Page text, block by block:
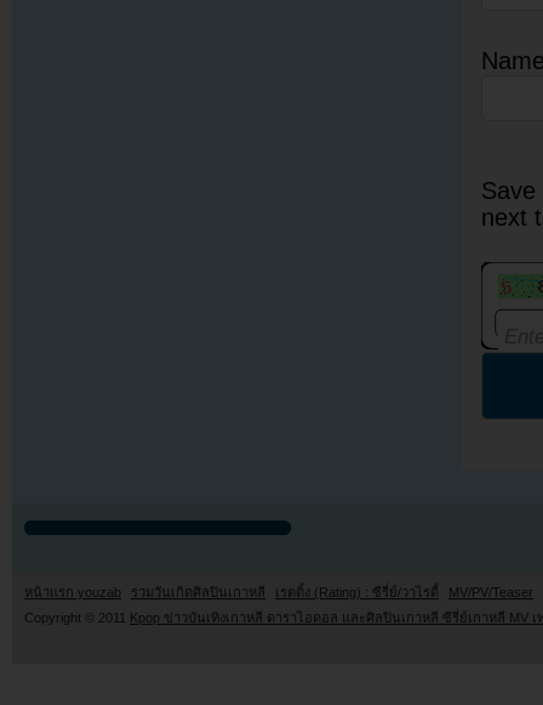
next
หน้าแรก youzab รวมวันเกิดศิลปินเกาหลี เรตติ้ง (Rating) : ซีรี่ย์/วาไรตี้
MV/PV/Teaser
Copyright © 2011 Kpop ข่าวบันเทิงเกาหลี ดาราไอดอล และศิลปินเกาหลี ซีรี่ย์เกาหลี MV